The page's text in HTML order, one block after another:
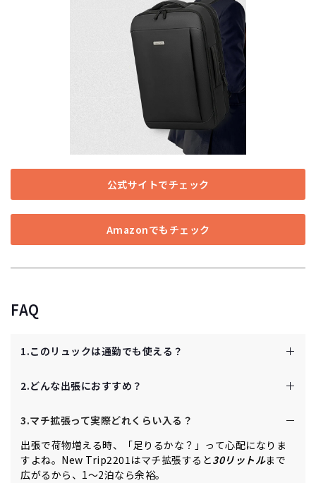
公式サイトでチェック
Amazonでもチェック
FAQ
1.このリュックは通勤でも使える？
は通勤でもバッチリ 。PCポケットでノートPC安全に持ち歩
合う。通勤だけではなく、大学の通学にも適用。
2.どんな出張におすすめ？
に最適。PCや書類、服までこれ一つで済むし、マチ
拡張で柔軟に対応できる。
3.マチ拡張って実際どれくらい入る？
出張で荷物増える時、「足りるかな？」って心配になりま
すよね。 New Trip2201はマチ拡張すると30リットルまで
広がるから、1～2泊なら余裕。